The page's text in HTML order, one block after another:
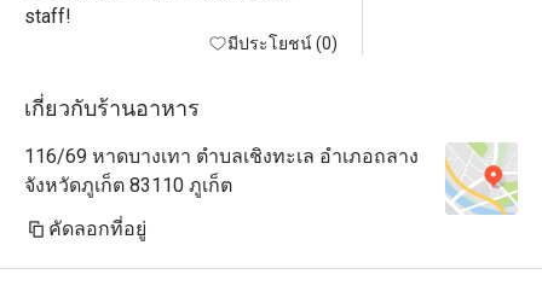
staff!
มีประโยชน์ (0)
เกี่ยวกับร้านอาหาร
116/69 หาดบางเทา ตำบลเชิงทะเล อำเภอถลาง
จังหวัดภูเก็ต 83110 ภูเก็ต
คัดลอกที่อยู่